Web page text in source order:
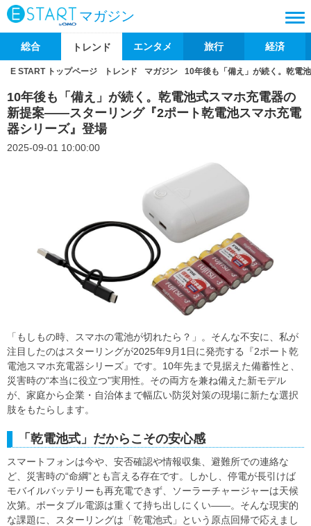
マガジン
総合 トレンド エンタメ 旅行 経済
E START トップページ トレンド マガジン 10年後も「備え」が続く。乾電
10年後も「備え」が続く。乾電池式スマホ充電器の
新提案――スターリング『2ポート乾電池スマホ充電
器シリーズ』登場
2025-09-01 10:00:00
「もしもの時、スマホの電池が切れたら？」。そんな不安に、私が
注目したのはスターリングが2025年9月1日に発売する『2ポート乾
電池スマホ充電器シリーズ』です。10年先まで見据えた備蓄性と、
災害時の“本当に役立つ”実用性。その両方を兼ね備えた新モデル
が、家庭から企業・自治体まで幅広い防災対策の現場に新たな選択
肢をもたらします。
「乾電池式」だからこその安心感
スマートフォンは今や、安否確認や情報収集、避難所での連絡な
ど、災害時の“命綱”とも言える存在です。しかし、停電が長引けば
モバイルバッテリーも再充電できず、ソーラーチャージャーは天候
次第。ポータブル電源は重くて持ち出しにくい――。そんな現実的
な課題に、スターリングは「乾電池式」という原点回帰で応えまし